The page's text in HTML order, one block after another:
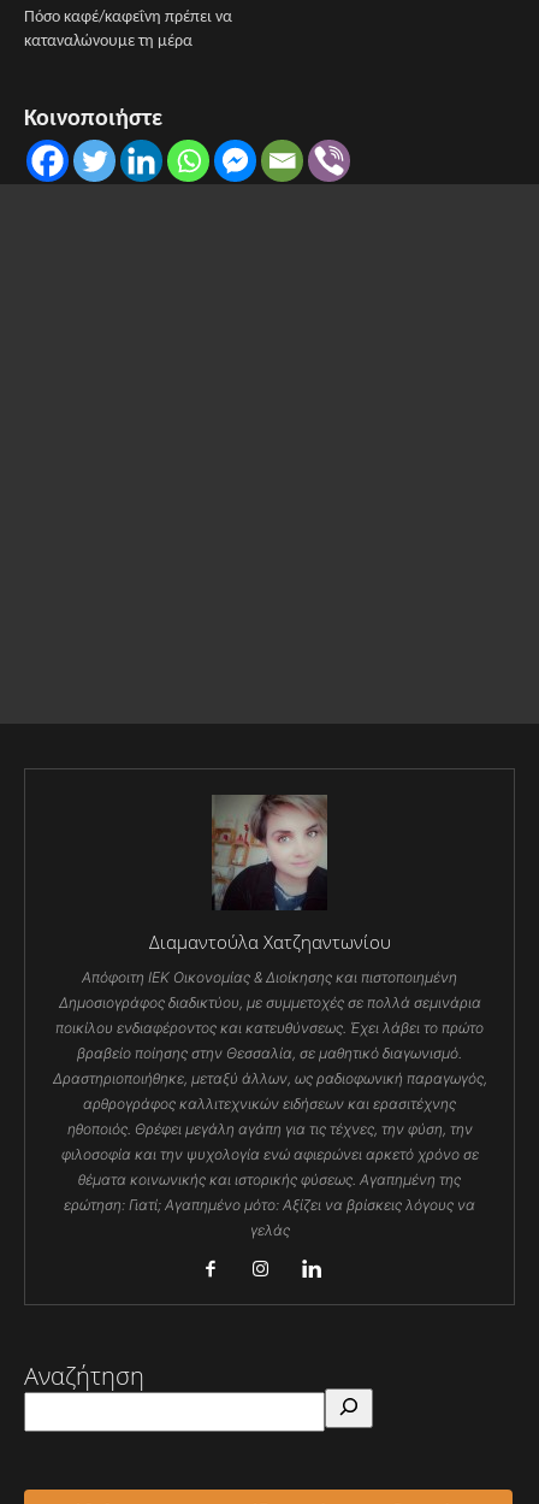
Πόσο καφέ/καφεΐνη πρέπει να
καταναλώνουμε τη μέρα
Κοινοποιήστε
Διαμαντούλα Χατζηαντωνίου
Απόφοιτη ΙΕΚ Οικονομίας & Διοίκησης και πιστοποιημένη
Δημοσιογράφος διαδικτύου, με συμμετοχές σε πολλά σεμινάρια
ποικίλου ενδιαφέροντος και κατευθύνσεως. Έχει λάβει το πρώτο
βραβείο ποίησης στην Θεσσαλία, σε μαθητικό διαγωνισμό.
Δραστηριοποιήθηκε, μεταξύ άλλων, ως ραδιοφωνική παραγωγός,
αρθρογράφος καλλιτεχνικών ειδήσεων και ερασιτέχνης
ηθοποιός. Θρέφει μεγάλη αγάπη για τις τέχνες, την φύση, την
φιλοσοφία και την ψυχολογία ενώ αφιερώνει αρκετό χρόνο σε
θέματα κοινωνικής και ιστορικής φύσεως. Αγαπημένη της
ερώτηση: Γιατί; Αγαπημένο μότο: Αξίζει να βρίσκεις λόγους να
γελάς
Αναζήτηση